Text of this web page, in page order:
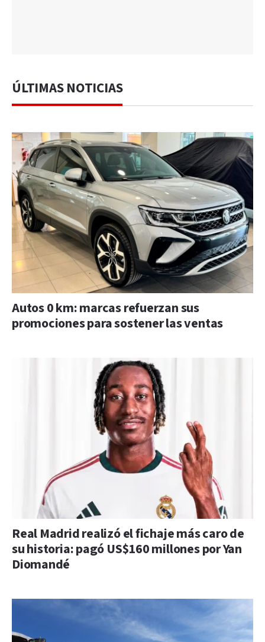
ÚLTIMAS NOTICIAS
Autos 0 km: marcas refuerzan sus
promociones para sostener las ventas
Real Madrid realizó el fichaje más caro de
su historia: pagó US$160 millones por Yan
Diomandé